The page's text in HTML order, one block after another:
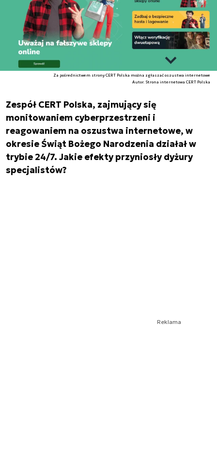
Za pośrednictwem strony CERT Polska można zgłaszać oszustwa internetowe
Autor. Strona internetowa CERT Polska
Zespół CERT Polska, zajmujący się
monitowaniem cyberprzestrzeni i
reagowaniem na oszustwa internetowe, w
okresie Świąt Bożego Narodzenia działał w
trybie 24/7. Jakie efekty przyniosły dyżury
specjalistów?
Reklama